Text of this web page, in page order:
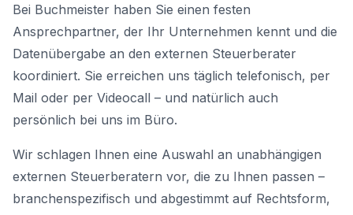
Bei Buchmeister haben Sie einen festen
Ansprechpartner, der Ihr Unternehmen kennt und die
Datenübergabe an den externen Steuerberater
koordiniert. Sie erreichen uns täglich telefonisch, per
Mail oder per Videocall – und natürlich auch
persönlich bei uns im Büro.
Wir schlagen Ihnen eine Auswahl an unabhängigen
externen Steuerberatern vor, die zu Ihnen passen –
branchenspezifisch und abgestimmt auf Rechtsform,